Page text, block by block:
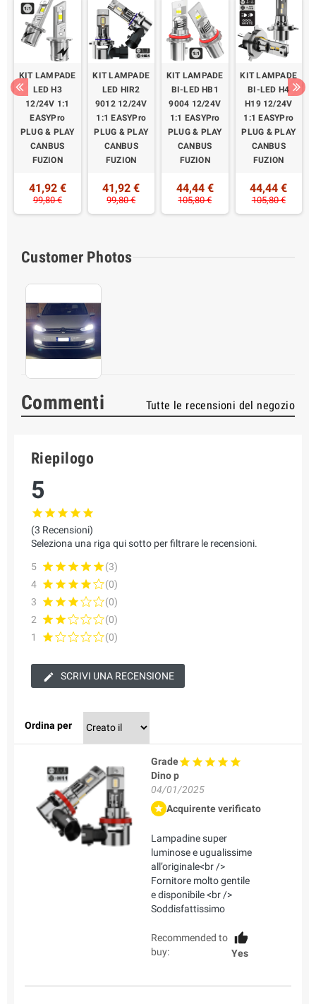
KIT LAMPADE
LED H3
12/24V 1:1
EASYPro
PLUG & PLAY
CANBUS
FUZION
41,92 €
99,80 €
KIT LAMPADE
LED HIR2
9012 12/24V
1:1 EASYPro
PLUG & PLAY
CANBUS
FUZION
41,92 €
99,80 €
KIT LAMPADE
BI-LED HB1
9004 12/24V
1:1 EASYPro
PLUG & PLAY
CANBUS
FUZION
44,44 €
105,80 €
KIT LAMPADE
BI-LED H4
H19 12/24V
1:1 EASYPro
PLUG & PLAY
CANBUS
FUZION
44,44 €
105,80 €
Customer Photos
Commenti Tutte le recensioni del negozio
Riepilogo
5
(3 Recensioni)
Seleziona una riga qui sotto per filtrare le recensioni.
5
(3)
4
(0)
3
(0)
2
(0)
1
(0)
SCRIVI UNA RECENSIONE
Ordina per
Grade
Dino p
04/01/2025
Acquirente verificato
Lampadine super
luminose e ugualissime
all’originale<br />
Fornitore molto gentile
e disponibile <br />
Soddisfattissimo
Recommended to
buy:
Yes